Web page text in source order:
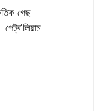
গেছ
পেট্ৰ’লিয়াম